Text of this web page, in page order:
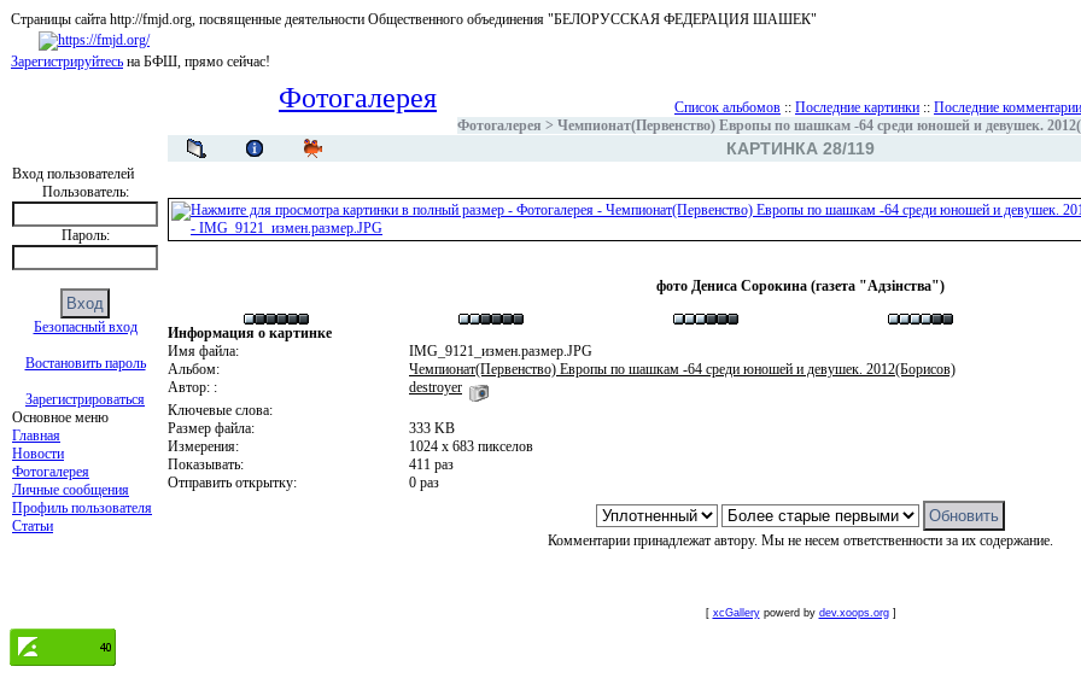
Страницы сайта http://fmjd.org, посвященные деятельности Общественного объединения "БЕЛОРУССКАЯ ФЕДЕРАЦИЯ ШАШЕК"
Зарегистрируйтесь на БФШ, прямо сейчас!
Вход пользователей
Пользователь:
Пароль:
Безопасный вход
Востановить пароль
Зарегистрироваться
Основное меню
Главная
Новости
Фотогалерея
Личные сообщения
Профиль пользователя
Статьи
Фотогалерея Список альбомов :: Последние картинки :: Последние комментарии
Фотогалерея > Чемпионат(Первенство) Европы по шашкам -64 среди юношей и девушек.
КАРТИНКА 28/119
фото Дениса Сорокина (газета "Адзінства")
Информация о картинке
Имя файла:
IMG_9121_измен.размер.JPG
Альбом:
Чемпионат(Первенство) Европы по шашкам -64 среди юношей и девушек. 2012(Борисов)
Автор: :
destroyer
Ключевые слова:
Размер файла:
333 KB
Измерения:
1024 x 683 пикселов
Показывать:
411 раз
Отправить открытку:
0 раз
Комментарии принадлежат автору. Мы не несем ответственности за их содержание.
[ xcGallerypowerd by dev.xoops.org]